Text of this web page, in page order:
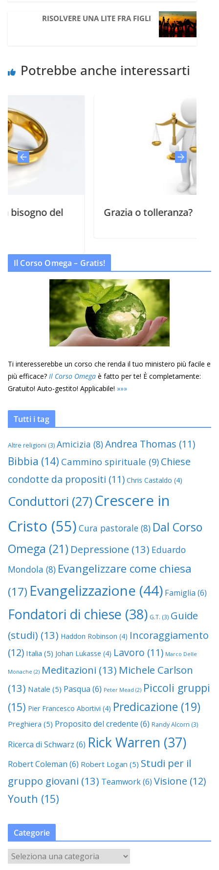
RISOLVERE UNA LITE FRA FIGLI
Potrebbe anche interessarti
Grazia o tolleranza?
Il Corso Omega – Gratis!
Ti interesserebbe un corso che renda il tuo ministero più facile e
più efficace? Il Corso Omega è fatto per te! È completamente:
Gratuito! Auto-gestito! Applicabile! »»»
Tutti i tag
Altre religioni (3) Amicizia (8)Andrea Thomas (11)
Bibbia (14) Cammino spirituale (9) Chiese
condotte da propositi (11) Chris Castaldo (4)
Conduttori (27) Crescere in
Cristo (55) Cura pastorale (8) Dal Corso
Omega (21) Depressione (13) Eduardo
Mondola (8) Evangelizzare come chiesa
(17) Evangelizzazione (44) Famiglia (6)
Fondatori di chiese (38) G.T. (3) Guide
(studi) (13) Haddon Robinson (4) Incoraggiamento
(12) Italia (5) Johan Lukasse (4) Lavoro (11) Marco Delle
Monache (2) Meditazioni (13) Michele Carlson
(13) Natale (5) Pasqua (6) Peter Mead (2) Piccoli gruppi
(15) Pier Francesco Abortivi (4) Predicazione (19)
Preghiera (5) Proposito del credente (6) Randy Alcorn (3)
Ricerca di Schwarz (6) Rick Warren (37)
Robert Coleman (6) Robert Logan (5) Studi per il
gruppo giovani (13) Teamwork(6) Visione (12)
Youth (15)
Categorie
a